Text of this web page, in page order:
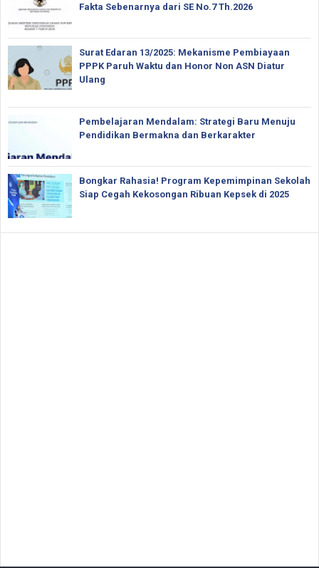
Fakta Sebenarnya dari SE No.7 Th.2026
Surat Edaran 13/2025: Mekanisme Pembiayaan
PPPK Paruh Waktu dan Honor Non ASN Diatur
Ulang
Pembelajaran Mendalam: Strategi Baru Menuju
Pendidikan Bermakna dan Berkarakter
Bongkar Rahasia! Program Kepemimpinan Sekolah
Siap Cegah Kekosongan Ribuan Kepsek di 2025